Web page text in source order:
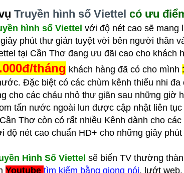
Truyền hình số Viettel có ưu
hình số Viettel với độ nét cao sẽ mang
phút thư giản tuyệt vời bên người thân
tại Cần Thơ đang ưu đãi cao cho khách
tháng khách hàng đã có cho mình
Đặc biệt có các chùm kênh thiếu nhi đa
cho các cháu nhỏ thư giãn sau những giờ
tấn nước ngoài lun được cập nhật liên
Thơ còn có rất nhiều Kênh dành cho
độ nét cao chuẩn HD+ cho những giây
Hình Số Viettel sẽ biến TV thường
Youtube tìm kiếm bằng giọng nói, lướt